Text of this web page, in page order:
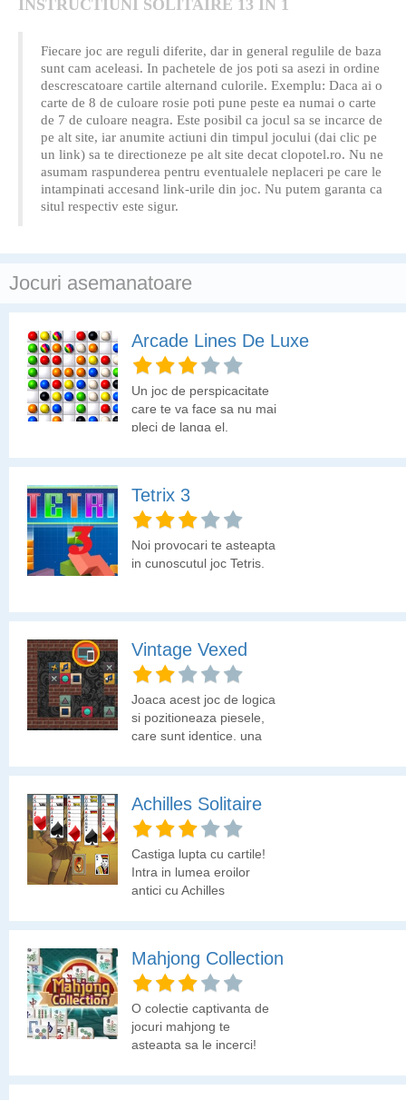
INSTRUCTIUNI SOLITAIRE 13 IN 1
Fiecare joc are reguli diferite, dar in general regulile de baza
sunt cam aceleasi. In pachetele de jos poti sa asezi in ordine
descrescatoare cartile alternand culorile. Exemplu: Daca ai o
carte de 8 de culoare rosie poti pune peste ea numai o carte
de 7 de culoare neagra. Este posibil ca jocul sa se incarce de
pe alt site, iar anumite actiuni din timpul jocului (dai clic pe
un link) sa te directioneze pe alt site decat clopotel.ro. Nu ne
asumam raspunderea pentru eventualele neplaceri pe care le
intampinati accesand link-urile din joc. Nu putem garanta ca
situl respectiv este sigur.
Jocuri asemanatoare
Arcade Lines De Luxe
Un joc de perspicacitate
care te va face sa nu mai
pleci de langa el.
Tetrix 3
Noi provocari te asteapta
in cunoscutul joc Tetris.
Vintage Vexed
Joaca acest joc de logica
si pozitioneaza piesele,
care sunt identice, una
Achilles Solitaire
Castiga lupta cu cartile!
Intra in lumea eroilor
antici cu Achilles
tau este sa eliberezi
toate cartile de pe masa,
simple: Potriveste 2 carti
cu o valoare egala, mai
mare sau mai mica cu
Mahjong Collection
O colectie captivanta de
jocuri mahjong te
asteapta sa le incerci!